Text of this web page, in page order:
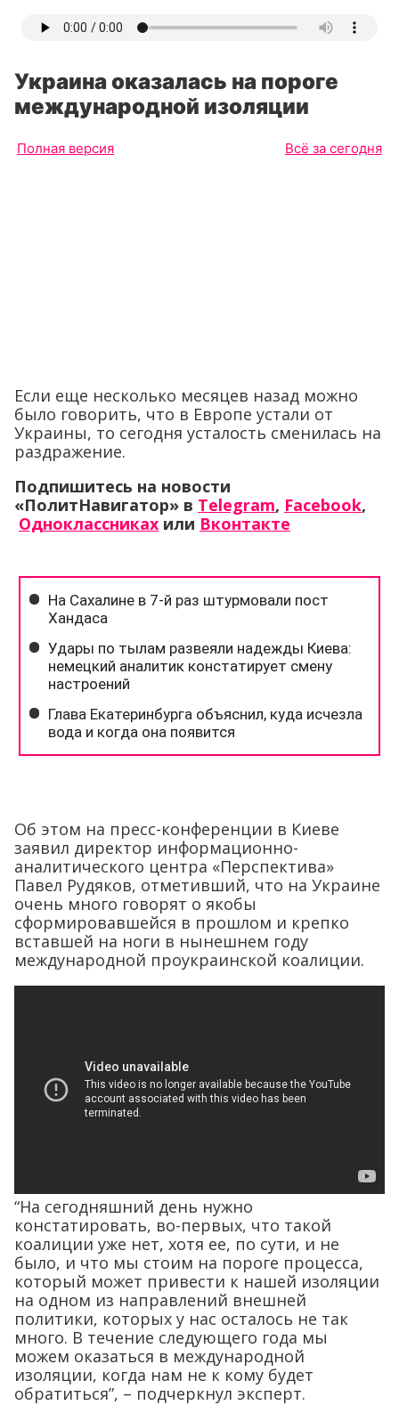
Украина оказалась на пороге
международной изоляции
Полная версия Всё за сегодня
Если еще несколько месяцев назад можно
было говорить, что в Европе устали от
Украины, то сегодня усталость сменилась на
раздражение.
Подпишитесь на новости
«ПолитНавигатор» в Telegram, Facebook,
Одноклассниках или Вконтакте
Об этом на пресс-конференции в Киеве
заявил директор информационно-
аналитического центра «Перспектива»
Павел Рудяков, отметивший, что на Украине
очень много говорят о якобы
сформировавшейся в прошлом и крепко
вставшей на ноги в нынешнем году
международной проукраинской коалиции.
“На сегодняшний день нужно
констатировать, во-первых, что такой
коалиции уже нет, хотя ее, по сути, и не
было, и что мы стоим на пороге процесса,
который может привести к нашей изоляции
на одном из направлений внешней
политики, которых у нас осталось не так
много. В течение следующего года мы
можем оказаться в международной
изоляции, когда нам не к кому будет
обратиться”, – подчеркнул эксперт.